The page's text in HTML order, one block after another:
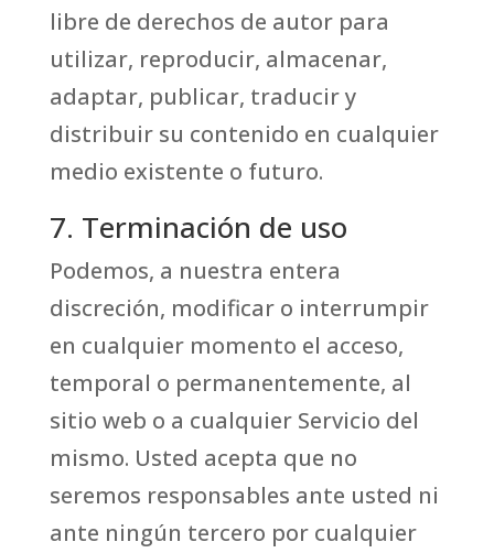
libre de derechos de autor para
utilizar, reproducir, almacenar,
adaptar, publicar, traducir y
distribuir su contenido en cualquier
medio existente o futuro.
7. Terminación de uso
Podemos, a nuestra entera
discreción, modificar o interrumpir
en cualquier momento el acceso,
temporal o permanentemente, al
sitio web o a cualquier Servicio del
mismo. Usted acepta que no
seremos responsables ante usted ni
ante ningún tercero por cualquier